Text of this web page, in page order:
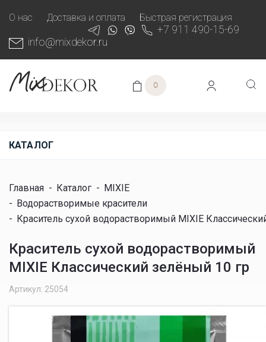
О нас Доставка и оплата Быстрая регистрация
+7 911 490-15-69
info@mixdekor.ru
0
КАТАЛОГ
Главная - Каталог - MIXIE
- Водорастворимые красители
- Краситель сухой водорастворимый MIXIE
Краситель сухой водорастворимый
MIXIE Классический зелёный 10 гр
Артикул: 25054